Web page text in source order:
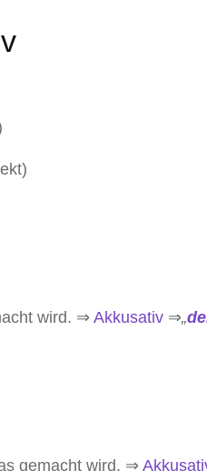
wird. ⇒ Akkusativ ⇒„
gemacht wird. ⇒